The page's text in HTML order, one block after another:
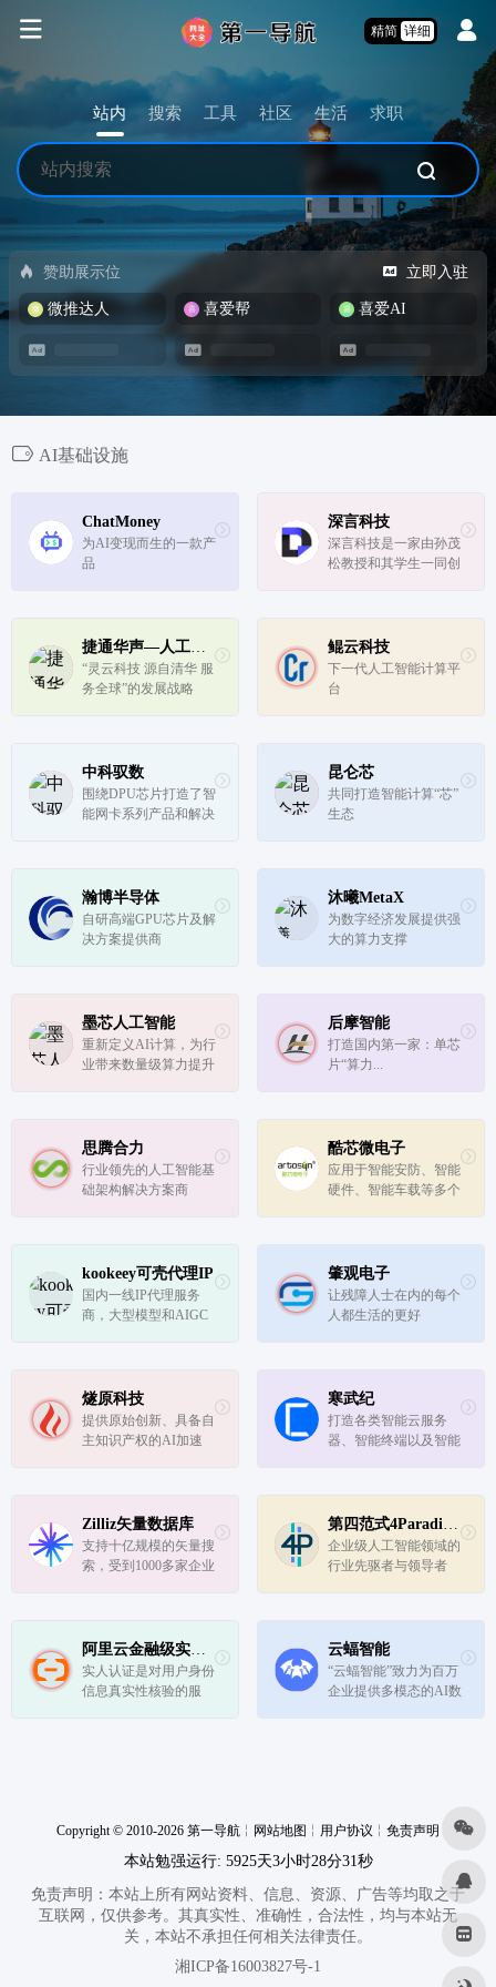
精简 详细
站内 搜索 工具 社区 生活 求职
赞助展示位 立即入驻
微推达人 喜爱帮 喜爱AI
AI基础设施
ChatMoney
为AI变现而生的一款产
品
深言科技
深言科技是一家由孙茂
松教授和其学生一同创
术，为数亿脑力劳动深
言科技（DeepLang A
I）者和数千万组织的
捷通华声—人工智能技术与服务提供商
“灵云科技 源自清华 服
务全球”的发展战略
鲲云科技
下一代人工智能计算平
台
中科驭数
围绕DPU芯片打造了智
能网卡系列产品和解决
昆仑芯
共同打造智能计算“芯”
生态
瀚博半导体
自研高端GPU芯片及解
决方案提供商
沐曦MetaX
为数字经济发展提供强
大的算力支撑
墨芯人工智能
重新定义AI计算，为行
业带来数量级算力提升
后摩智能
打造国内第一家：单芯
片“算力...
思腾合力
行业领先的人工智能基
础架构解决方案商
酷芯微电子
应用于智能安防、智能
硬件、智能车载等多个
kookeey可壳代理IP
国内一线IP代理服务
商，大型模型和AIGC
肇观电子
让残障人士在内的每个
人都生活的更好
燧原科技
提供原始创新、具备自
主知识产权的AI加速
寒武纪
打造各类智能云服务
器、智能终端以及智能
Zilliz矢量数据库
支持十亿规模的矢量搜
索，受到1000多家企业
第四范式4Paradigm
企业级人工智能领域的
行业先驱者与领导者
阿里云金融级实人认证
实人认证是对用户身份
信息真实性核验的服
云蝠智能
“云蝠智能”致力为百万
企业提供多模态的AI数
（AI外呼、接听）...
Copyright © 2010-2026 第一导航 ╎ 网站地图 ╎ 用户协议 ╎ 免责声明
本站勉强运行: 5925天3小时28分32秒
免责声明：本站上所有网站资料、信息、资源、广告等均取之于
互联网，仅供参考。其真实性、准确性，合法性，均与本站无
关，本站不承担任何相关法律责任。
湘ICP备16003827号-1